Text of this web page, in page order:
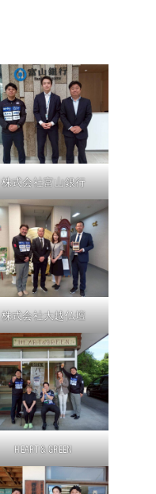
株式会社富山銀行
株式会社大越仏壇
HEART & GREEN